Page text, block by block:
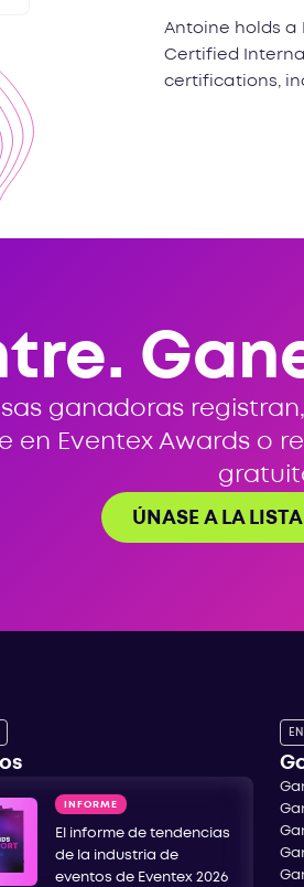
Antoine holds a
Certified
certifications,
ganadoras
en Eventex Awards o
ÚNASE A LA LISTA
INFORME
El informe de tendencias
de la industria de
eventos de Eventex 2026